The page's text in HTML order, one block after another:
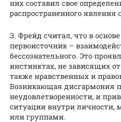
них составил свое
распространенного
З. Фрейд считал, что в
первоисточник –
бессознательного. Это
инстинктах, не зависящих
также нравственных и
Возникающая дисгармония
неудовлетворенности, и
ситуации внутри
или группами.